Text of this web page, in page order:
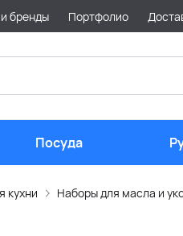
бренды Портфолио
Посуда
кухни Наборы для масла и